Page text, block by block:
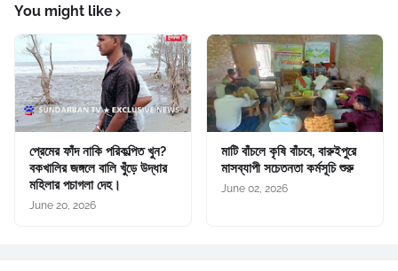
You might like
প্রেমের ফাঁদ নাকি পরিকল্পিত খুন?
বকখালির জঙ্গলে বালি খুঁড়ে উদ্ধার
মহিলার পচাগলা দেহ।
June 20, 2026
মাটি বাঁচলে কৃষি বাঁচবে, বারুইপুরে
মাসব্যাপী সচেতনতা কর্মসূচি শুরু
June 02, 2026